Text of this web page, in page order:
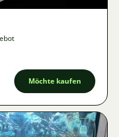
Möchte kaufen